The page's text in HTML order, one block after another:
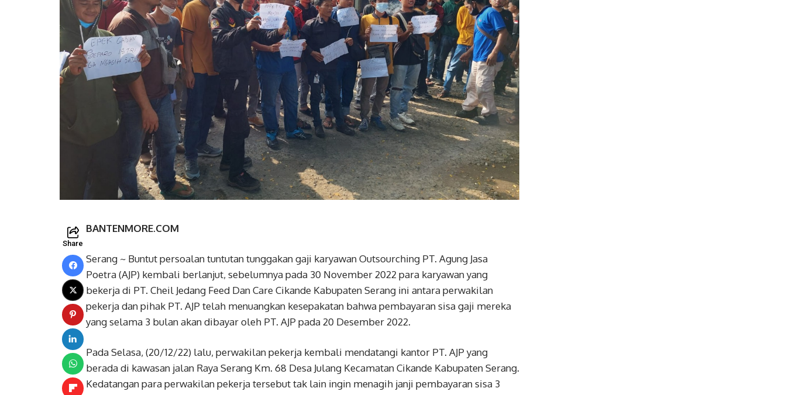
Share
BANTENMORE.COM
Serang ~ Buntut persoalan tuntutan tunggakan gaji karyawan Outsourching PT. Agung Jasa
Poetra (AJP) kembali berlanjut, sebelumnya pada 30 November 2022 para karyawan yang
bekerja di PT. Cheil Jedang Feed Dan Care Cikande Kabupaten Serang ini antara perwakilan
pekerja dan pihak PT. AJP telah menuangkan kesepakatan bahwa pembayaran sisa gaji mereka
yang selama 3 bulan akan dibayar oleh PT. AJP pada 20 Desember 2022.
Pada Selasa, (20/12/22) lalu, perwakilan pekerja kembali mendatangi kantor PT. AJP yang
berada di kawasan jalan Raya Serang Km. 68 Desa Julang Kecamatan Cikande Kabupaten Serang.
Kedatangan para perwakilan pekerja tersebut tak lain ingin menagih janji pembayaran sisa 3